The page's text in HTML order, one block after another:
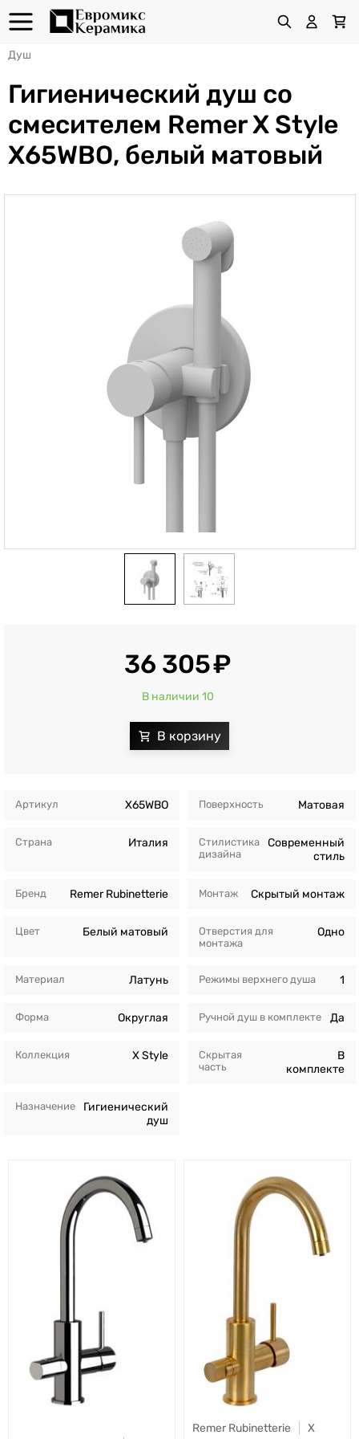
Душ
Гигиенический душ со
смесителем Remer X Style
X65WBO, белый матовый
Артикул X65WBO
Страна Италия
Бренд Remer Rubinetterie
Цвет Белый матовый
Материал Латунь
Форма Округлая
Коллекция X Style
Назначение
Гигиенический
душ
Поверхность Матовая
Стилистика
дизайна
Современный
стиль
Монтаж Скрытый монтаж
Отверстия для
монтажа
Одно
Режимы верхнего душа 1
Ручной душ в комплекте Да
Скрытая
часть
В
комплекте
36 305
В наличии 10
Remer Rubinetterie
X